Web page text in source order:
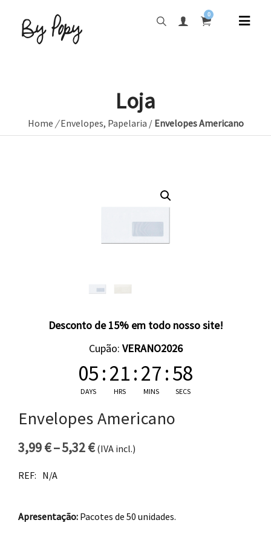
0
Loja
Home /Envelopes, Papelaria / Envelopes Americano
Desconto de 15% em todo nosso site!
Cupão: VERANO2026
05
DAYS
:21
HRS
:27
MINS
:58
SECS
Envelopes Americano
3,99€–5,32€
Price range: 3,99 € through
(IVA incl.)
REF: N/A
Apresentação: Pacotes de 50 unidades.